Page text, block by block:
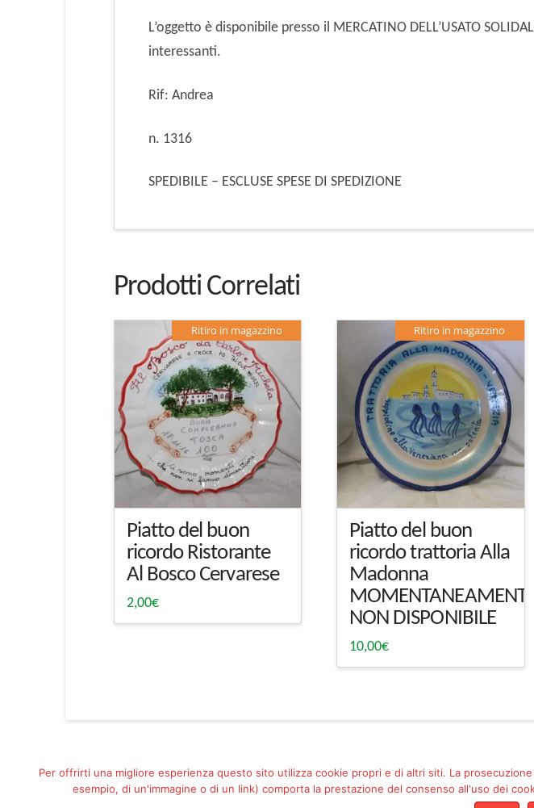
L’oggetto è disponibile presso il MERCATINO DELL’USATO
interessanti.
Rif: Andrea
n. 1316
SPEDIBILE – ESCLUSE SPESE DI SPEDIZIONE
Prodotti Correlati
Ritiro in magazzino
Piatto del buon
ricordo Ristorante
Al Bosco Cervarese
2,00€
Ritiro in magazzino
Piatto del buon
ricordo trattoria Alla
Madonna
MOMENTANEAMENTE
NON DISPONIBILE
10,00€
Per offrirti una migliore esperienza questo sito utilizza cookie propri e di altri siti. La
esempio, di un'immagine o di un link) comporta la prestazione del consenso all'uso dei